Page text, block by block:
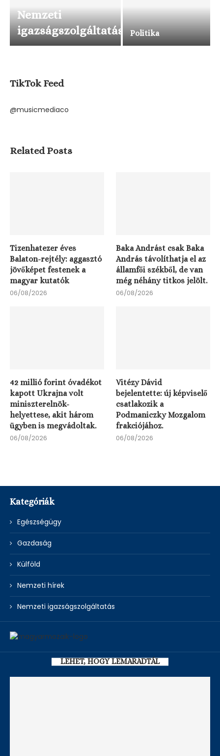
Nemzeti
igazságszolgáltatás
Politika
TikTok Feed
@musicmediaco
Related Posts
Tizenhatezer éves
Balaton-rejtély: aggasztó
jövőképet festenek a
magyar kutatók
06/08/2026
Baka Andrást csak Baka
András távolíthatja el az
államfői székből, de van
még néhány titkos jelölt.
06/08/2026
42 millió forint óvadékot
kapott Ukrajna volt
miniszterelnök-
helyettese, akit három
ügyben is megvádoltak.
06/08/2026
Vitézy Dávid
bejelentette: új képviselő
csatlakozik a
Podmaniczky Mozgalom
frakciójához.
06/08/2026
Kategóriák
Egészségügy
Gazdaság
Külföld
Nemzeti hírek
Nemzeti igazságszolgáltatás
LEHET, HOGY LEMARADTÁL